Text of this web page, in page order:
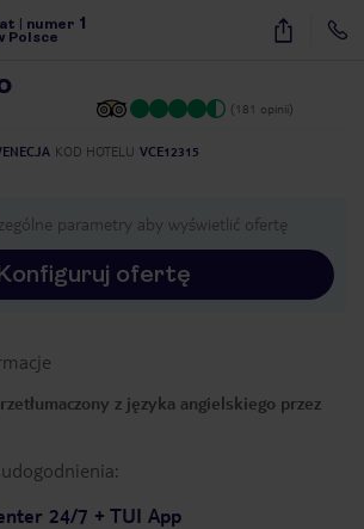
numer 1
Polsce
25
(181 opinii)
KOD HOTELU VCE12315
parametry aby wyświetlić ofertę
ofertę
z języka angielskiego przez
24/7 + TUI App